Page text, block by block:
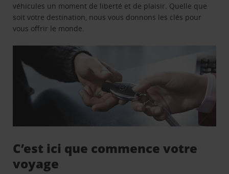
véhicules un moment de liberté et de plaisir. Quelle que
soit votre destination, nous vous donnons les clés pour
vous offrir le monde.
C’est ici que commence votre
voyage